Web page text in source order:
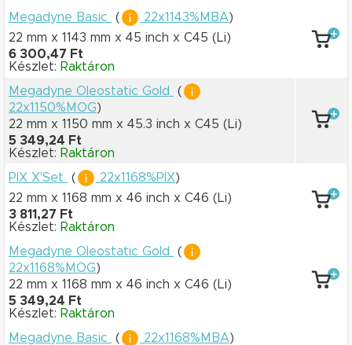
Megadyne Basic
( 22x1143%MBA)
22 mm x 1143 mm x 45 inch x C45 (Li)
6 300,47 Ft
Készlet: Raktáron
Megadyne Oleostatic Gold
(
22x1150%MOG)
22 mm x 1150 mm x 45.3 inch x C45 (Li)
5 349,24 Ft
Készlet: Raktáron
PIX X'Set
( 22x1168%PIX)
22 mm x 1168 mm x 46 inch x C46 (Li)
3 811,27 Ft
Készlet: Raktáron
Megadyne Oleostatic Gold
(
22x1168%MOG)
22 mm x 1168 mm x 46 inch x C46 (Li)
5 349,24 Ft
Készlet: Raktáron
Megadyne Basic
( 22x1168%MBA)